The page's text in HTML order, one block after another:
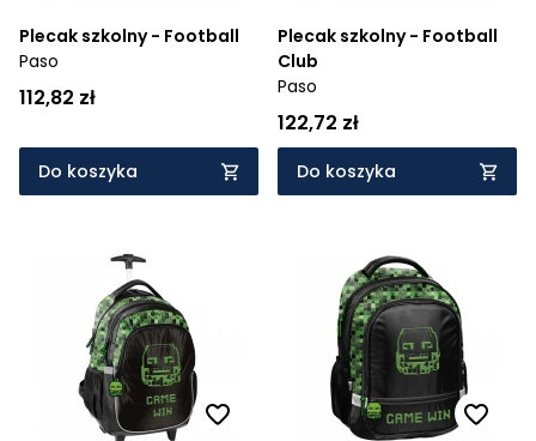
Plecak szkolny - Football
Paso
112,82 zł
Do koszyka
Plecak szkolny - Football
Club
Paso
122,72 zł
Do koszyka